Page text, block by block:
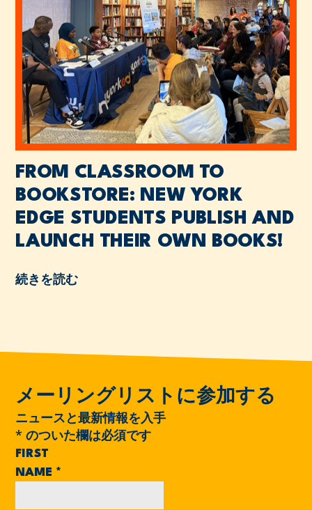
FROM CLASSROOM TO
BOOKSTORE: NEW YORK
EDGE STUDENTS PUBLISH AND
LAUNCH THEIR OWN BOOKS!
続きを読む
メーリングリストに参加する
ニュースと最新情報を入手
* のついた欄は必須です
FIRST
NAME *